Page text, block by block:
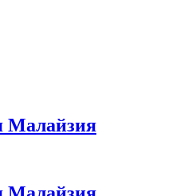
Малайзия